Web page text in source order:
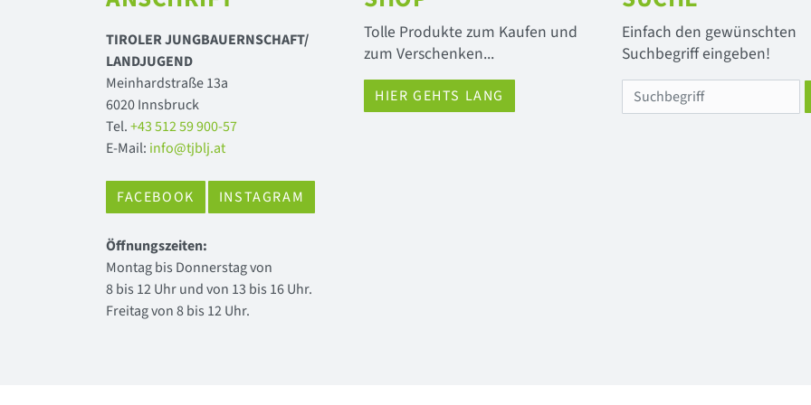
TIROLER JUNGBAUERNSCHAFT/
LANDJUGEND
Meinhardstraße 13a
6020 Innsbruck
Tel.+43 512 59 900-57
E-Mail: info@tjblj.at
FACEBOOK INSTAGRAM
Öffnungszeiten:
Montag bis Donnerstag von
8 bis 12 Uhr und von 13 bis 16 Uhr.
Freitag von 8 bis 12 Uhr.
Tolle Produkte zum Kaufen und
zum Verschenken...
HIER GEHTS LANG
Einfach den gewünschten
Suchbegriff eingeben!